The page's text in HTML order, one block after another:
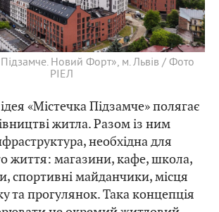
Новий Форт», м. Львів / Фото
РІЕЛ
«Містечка Підзамче» полягає
житла. Разом із ним
необхідна для
життя: магазини, кафе, школа,
спортивні майданчики, місця
та прогулянок. Така концепція